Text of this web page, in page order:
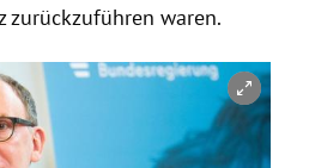
zurückzuführen waren.
schließen